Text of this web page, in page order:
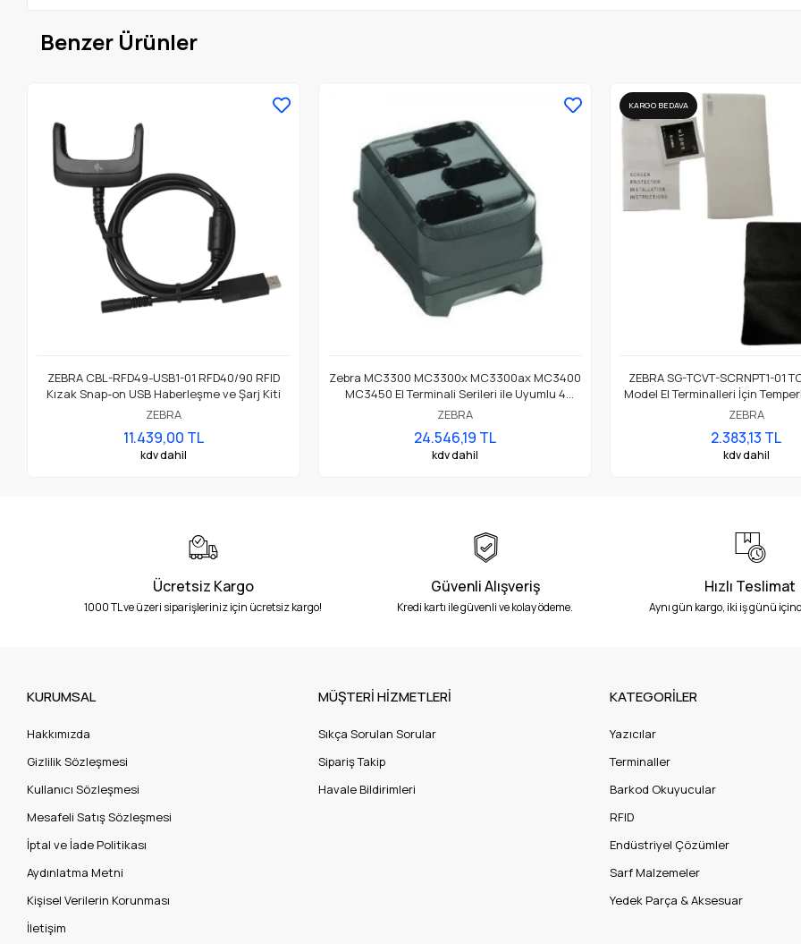
Benzer Ürünler
ZEBRA CBL-RFD49-USB1-01 RFD40/90 RFID
Kızak Snap-on USB Haberleşme ve Şarj Kiti
ZEBRA
11.439,00 TL
kdv dahil
Zebra MC3300 MC3300x MC3300ax MC3400
MC3450 El Terminali Serileri ile Uyumlu 4
Yuvalı Batarya Pil Şarj Ünitesi Kit Olarak
ZEBRA
24.546,19 TL
kdv dahil
KARGO BEDAVA
ZEBRA SG-TCVT-SCRNPT1-01
Model El Terminalleri İçin
Koruyucu
ZEBRA
2.383,13 TL
kdv dahil
Ücretsiz Kargo
1000 TL ve üzeri siparişleriniz için ücretsiz kargo!
Güvenli Alışveriş
Kredi kartı ile güvenli ve kolay ödeme.
Hızlı Teslimat
Aynı gün kargo, iki iş günü
KURUMSAL
Hakkımızda
Gizlilik Sözleşmesi
Kullanıcı Sözleşmesi
Mesafeli Satış Sözleşmesi
İptal ve İade Politikası
Aydınlatma Metni
Kişisel Verilerin Korunması
İletişim
MÜŞTERİ HİZMETLERİ
Sıkça Sorulan Sorular
Sipariş Takip
Havale Bildirimleri
KATEGORİLER
Yazıcılar
Terminaller
Barkod Okuyucular
RFID
Endüstriyel Çözümler
Sarf Malzemeler
Yedek Parça & Aksesuar